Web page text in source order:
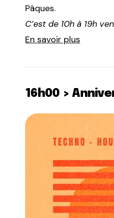
Pâques.
C’est de 10h à 19h
En savoir plus
16h00 >